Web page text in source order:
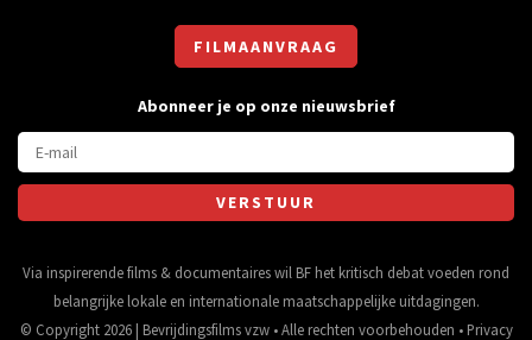
FILMAANVRAAG
Abonneer je op onze nieuwsbrief
Via inspirerende films & documentaires wil BF het kritisch debat voeden rond
belangrijke lokale en internationale maatschappelijke uitdagingen.
© Copyright 2026 | Bevrijdingsfilms vzw • Alle rechten voorbehouden • Privacy